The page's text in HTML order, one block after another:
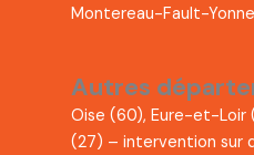
Montereau-Fault-
Autres
Oise (60), Eure-et-Loir
(27) – intervention sur